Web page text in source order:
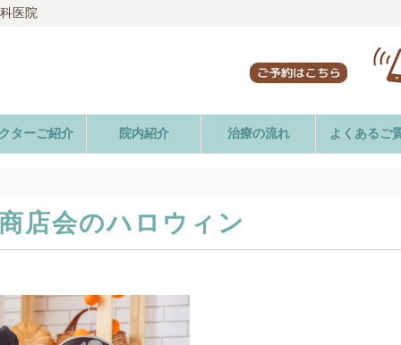
医院
ターご紹介 院内紹介 治療の流れ よくあるご
店会のハロウィン